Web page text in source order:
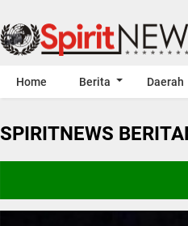
Home Berita Daerah
SPIRITNEWS